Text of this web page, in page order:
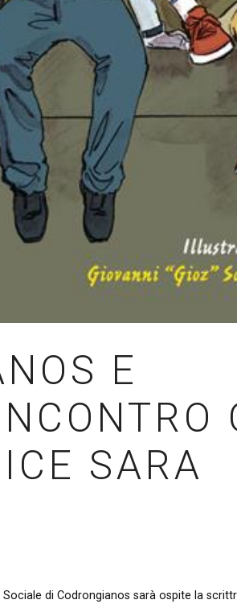
E
SARA
di Codrongianos sarà ospite la